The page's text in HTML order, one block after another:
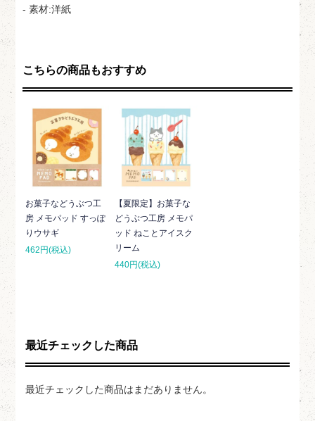
- 素材:洋紙
こちらの商品もおすすめ
お菓子などうぶつ工
房 メモパッド すっぽ
りウサギ
462円(税込)
【夏限定】お菓子な
どうぶつ工房 メモパ
ッド ねことアイスク
リーム
440円(税込)
最近チェックした商品
最近チェックした商品はまだありません。